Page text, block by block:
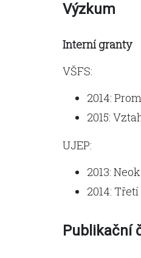
Výzkum
Interní granty
VŠFS:
2014:
2015:
UJEP:
2013:
2014:
Publikační